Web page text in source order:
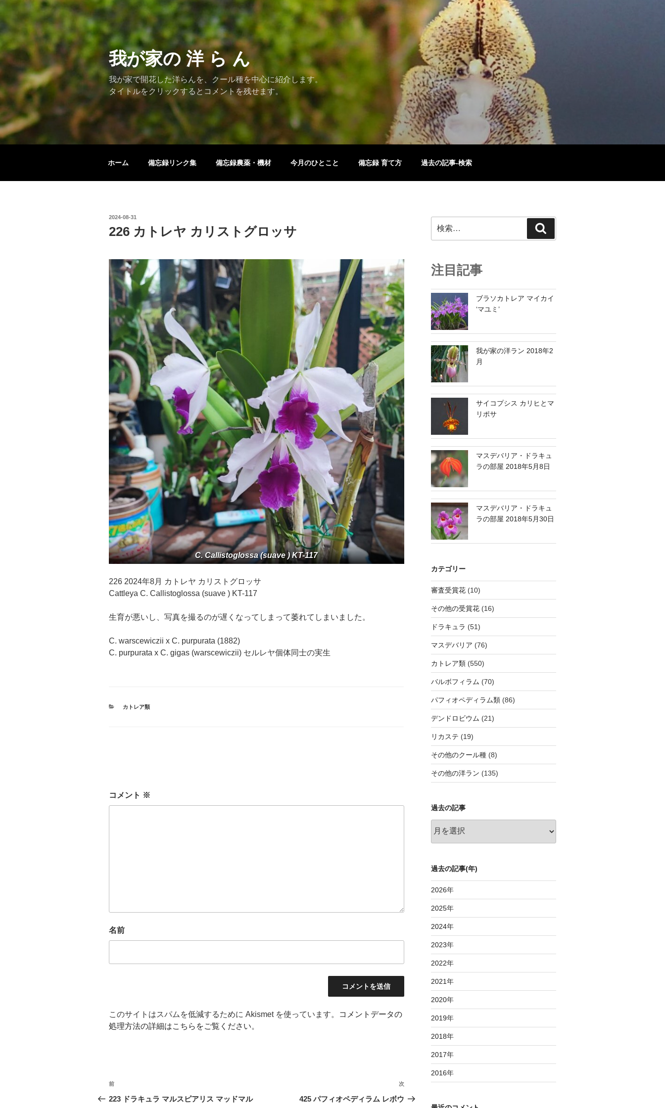
ン
ン
ツ
へ
キ
ッ
プ
我が家の 洋 ら ん
我が家で開花した洋らんを、クール種を中心に紹介します。
タイトルをクリックするとコメントを残せます。
ホーム 備忘録リンク集 備忘録農薬・機材 今月のひとこと 備忘録 育て方 過去の記事-検索
投
日:
2024-08-31
226 カトレヤ カリストグロッサ
C. Callistoglossa (suave ) KT-117
226 2024年8月 カトレヤ カリストグロッサ
Cattleya C. Callistoglossa (suave ) KT-117
生育が悪いし、写真を撮るのが遅くなってしまって萎れてしまいました。
C. warscewiczii x C. purpurata (1882)
C. purpurata x C. gigas (warscewiczii) セルレヤ個体同士の実生
カ
カトレア類
コメント ※
名前
このサイトはスパムを低減するために Akismet を使っています。
コメントデータの
処理方法の詳細はこちらをご覧ください。
投
稿
前
の
前
223 ドラキュラ マルスピアリス マッドマル
次
の
次
425 パフィオペディラム レボウ
索:
索
注目記事
ブラソカトレア マイカイ
‘マユミ’
我が家の洋ラン 2018年2
月
サイコプシス カリヒとマ
リポサ
マスデバリア・ドラキュ
ラの部屋 2018年5月8日
マスデバリア・ドラキュ
ラの部屋 2018年5月30日
カテゴリー
審査受賞花(10)
その他の受賞花(16)
ドラキュラ (51)
マスデバリア (76)
カトレア類(550)
バルボフィラム (70)
パフィオペディラム類(86)
デンドロビウム (21)
リカステ (19)
その他のクール種(8)
その他の洋ラン (135)
過去の記事
去
事
過去の記事(年)
2026年
2025年
2024年
2023年
2022年
2021年
2020年
2019年
2018年
2017年
2016年